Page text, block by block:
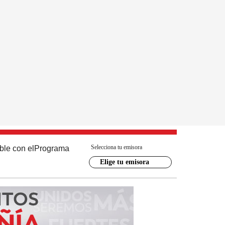
con el Programa Selecciona tu emisora
Elige tu emisora